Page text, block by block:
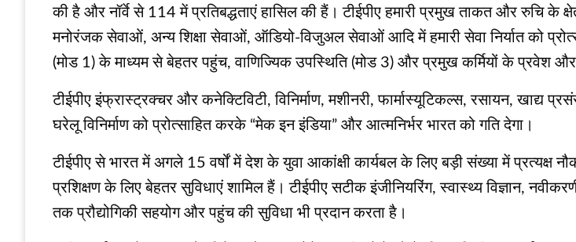
की है और नॉर्वे से 114 में प्रतिबद्धताएं हासिल की हैं। टीईपीए हमारी प्रमुख ताकत और रुचि
मनोरंजक सेवाओं, अन्य शिक्षा सेवाओं, ऑडियो-विजुअल सेवाओं आदि में हमारी सेवा निर्यात को
(मोड 1) के माध्यम से बेहतर पहुंच, वाणिज्यिक उपस्थिति (मोड 3) और प्रमुख कर्मियों के प्रवेश
टीईपीए इंफ्रास्ट्रक्चर और कनेक्टिविटी, विनिर्माण, मशीनरी, फार्मास्यूटिकल्स, रसायन,
घरेलू विनिर्माण को प्रोत्साहित करके “मेक इन इंडिया” और आत्मनिर्भर भारत को गति देगा।
टीईपीए से भारत में अगले 15 वर्षों में देश के युवा आकांक्षी कार्यबल के लिए बड़ी संख्या में
प्रशिक्षण के लिए बेहतर सुविधाएं शामिल हैं। टीईपीए सटीक इंजीनियरिंग, स्वास्थ्य विज्ञान,
तक प्रौद्योगिकी सहयोग और पहुंच की सुविधा भी प्रदान करता है।